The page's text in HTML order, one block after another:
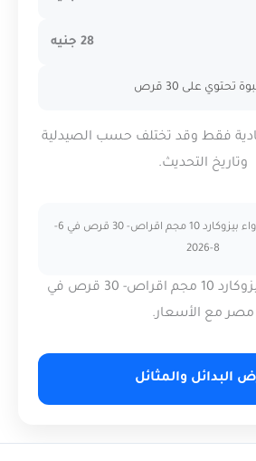
28 جنيه
تحتوي على 30 قرص
فقط وقد تختلف حسب الصيدلية
وتاريخ التحديث.
تمت مراجعة سعر دواء بيزوكارد 10 مجم اقراص- 30 قرص في 6-
8-2026
تعرف على بدائل بيزوكارد 10 مجم اقراص- 30 قرص في
مصر مع الأسعار.
البدائل والمثائل